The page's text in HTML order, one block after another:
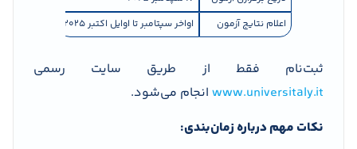
اعلام نتایج آزمون
اواخر سپتامبر تا اوایل اکتبر ۲۰۲۵
ثبت‌نام فقط از طریق سایت رسمی
www.universitaly.it انجام می‌شود.
نکات مهم درباره زمان‌بندی: